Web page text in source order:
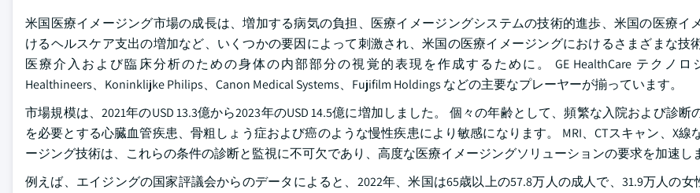
米国医療イメージング市場の成長は、増加する病気の負担、医療イメージングシステムの技術的進歩、米国の医療イ
けるヘルスケア支出の増加など、いくつかの要因によって刺激され、米国の医療イメージングにおけるさまざまな技
医療介入および臨床分析のための身体の内部部分の視覚的表現を作成するために。 GE HealthCare テクノロ
Healthineers、Koninklijke Philips、Canon Medical Systems、Fujifilm Holdings などの主要なプレーヤーが揃っています。
市場規模は、2021年のUSD 13.3億から2023年のUSD 14.5億に増加しました。 個々の年齢として、頻繁な入院および診断
を必要とする心臓血管疾患、骨粗しょう症および癌のような慢性疾患により敏感になります。 MRI、CTスキャン、X線
ージング技術は、これらの条件の診断と監視に不可欠であり、高度な医療イメージングソリューションの要求を加速し
例えば、エイジングの国家評議会からのデータによると、2022年、米国は65歳以上の57.8万人の成人で、31.9万人の女